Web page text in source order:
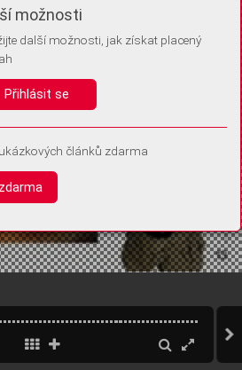
ukládáme do vašeho zařízení, abychom se
je kdykoli později upravit ve Správě
možnosti
další možnosti, jak získat placený
Přihlásit se
článků zdarma